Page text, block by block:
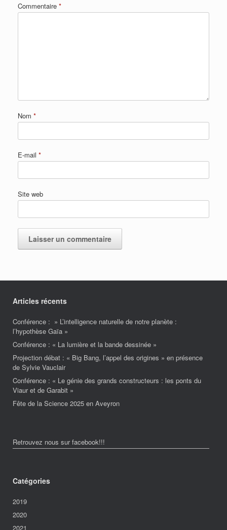
Commentaire *
Nom *
E-mail *
Site web
Articles récents
Conférence : » L’intelligence naturelle de notre planète :
l’hypothèse Gaïa »
Conférence : « La lumière et la bande dessinée »
Projection débat : « Big Bang, l’appel des origines » en présence
de Sylvie Vauclair
Conférence : « Le génie des grands constructeurs : les ponts du
Viaur et de Garabit »
Fête de la Science 2025 en Aveyron
Retrouvez nous sur facebook!!!
Catégories
2019
2020
2021